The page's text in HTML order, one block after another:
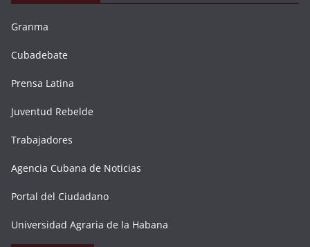
Granma
Cubadebate
Prensa Latina
Juventud Rebelde
Trabajadores
Agencia Cubana de Noticias
Portal del Ciudadano
Universidad Agraria de la Habana